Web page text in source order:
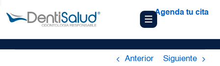
Agenda tu cita
Anterior Siguiente